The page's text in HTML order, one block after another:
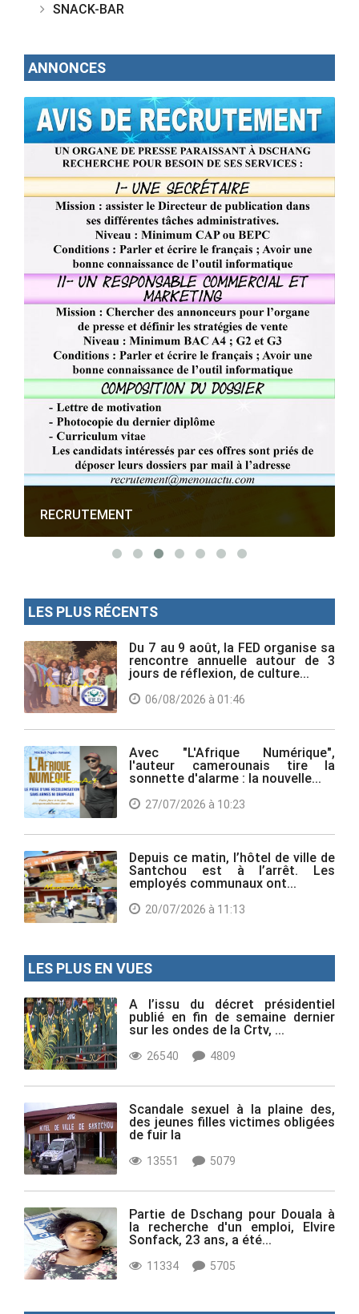
SNACK-BAR
ANNONCES
RECRUTEMENT
LES PLUS RÉCENTS
Du 7 au 9 août, la FED organise sa
rencontre annuelle autour de 3
jours de réflexion, de culture...
06/08/2026 à 01:46
Avec "L'Afrique Numérique",
l'auteur camerounais tire la
sonnette d'alarme : la nouvelle...
27/07/2026 à 10:23
Depuis ce matin, l’hôtel de ville de
Santchou est à l’arrêt. Les
employés communaux ont...
20/07/2026 à 11:13
LES PLUS EN VUES
A l’issu du décret présidentiel
publié en fin de semaine dernier
sur les ondes de la Crtv, ...
26540 4809
Scandale sexuel à la plaine des,
des jeunes filles victimes obligées
de fuir la
13551 5079
Partie de Dschang pour Douala à
la recherche d'un emploi, Elvire
Sonfack, 23 ans, a été...
11334 5705